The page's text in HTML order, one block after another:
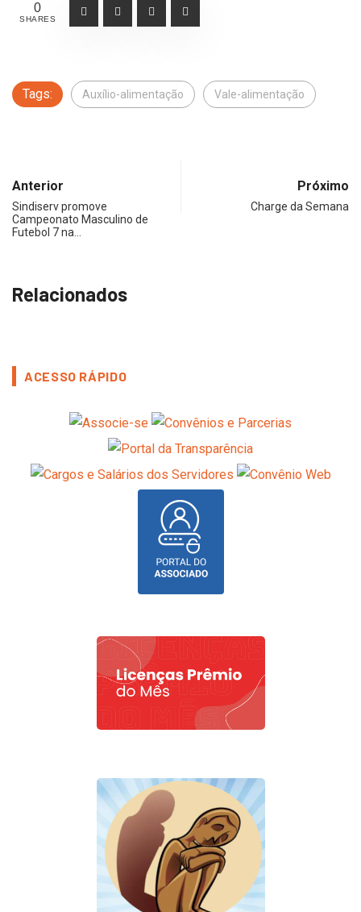
0
SHARES
Tags: Auxílio-alimentação Vale-alimentação
Anterior
Sindiserv promove
Campeonato Masculino de
Futebol 7 na…
Próximo
Charge da Semana
Relacionados
ACESSO RÁPIDO